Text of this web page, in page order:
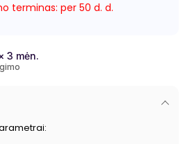
terminas: per 50 d. d.
3 mėn.